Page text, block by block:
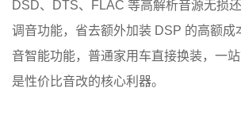
DSD、DTS、FLAC 等高解析音源无损
调音功能，省去额外加装 DSP 的高额成
音智能功能，普通家用车直接换装，一站
是性价比音改的核心利器。